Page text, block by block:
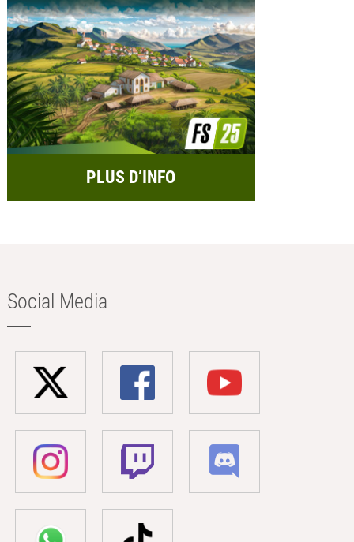
PLUS D’INFO
Social Media